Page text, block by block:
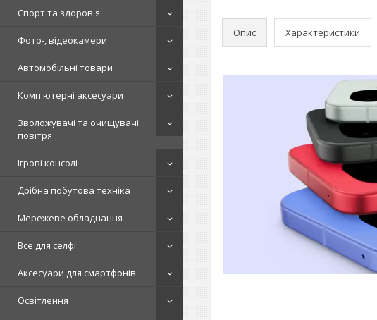
Спорт та здоров'я
Фото-, відеокамери
Автомобільні товари
Комп'ютерні аксесуари
Зволожувачі та очищувачі
повітря
Ігрові консолі
Дрібна побутова техніка
Мережеве обладнання
Все для селфі
Аксесуари для смартфонів
Освітлення
Опис Характеристики